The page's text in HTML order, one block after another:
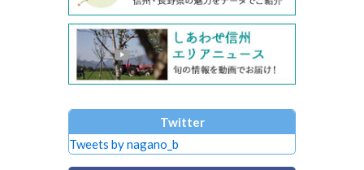
Twitter
Tweets by nagano_b